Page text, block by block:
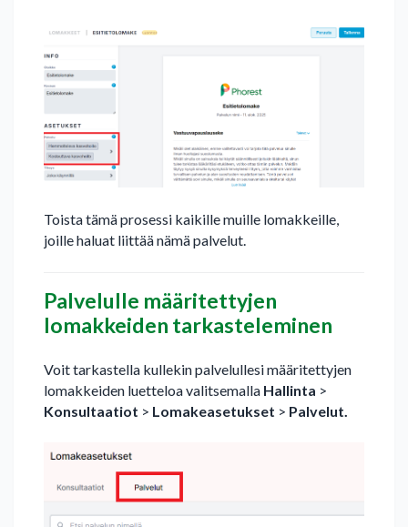
Toista tämä prosessi kaikille muille lomakkeille,
joille haluat liittää nämä palvelut.
Palvelulle määritettyjen
lomakkeiden tarkasteleminen
Voit tarkastella kullekin palvelullesi määritettyjen
lomakkeiden luetteloa valitsemalla Hallinta >
Konsultaatiot > Lomakeasetukset > Palvelut.